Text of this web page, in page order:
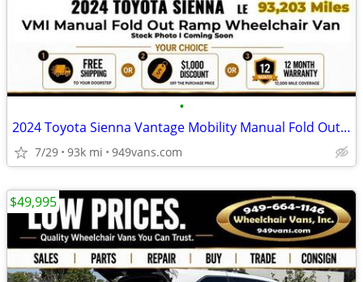
•
2024 Toyota Sienna Vantage Mobility Manual Fold Out Ramp Rear Loadin
7/29 93k mi 949vans.com
$49,995